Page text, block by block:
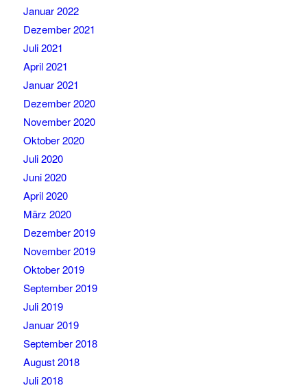
Januar 2022
Dezember 2021
Juli 2021
April 2021
Januar 2021
Dezember 2020
November 2020
Oktober 2020
Juli 2020
Juni 2020
April 2020
März 2020
Dezember 2019
November 2019
Oktober 2019
September 2019
Juli 2019
Januar 2019
September 2018
August 2018
Juli 2018